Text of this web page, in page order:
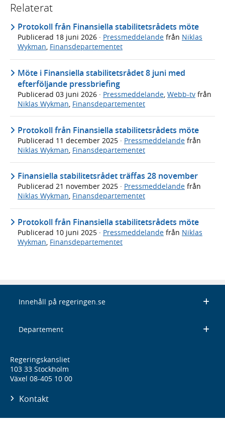
Relaterat
Protokoll från Finansiella stabilitetsrådets möte
Publicerad 18 juni 2026 · Pressmeddelande från Niklas
Wykman, Finansdepartementet
Möte i Finansiella stabilitetsrådet 8 juni med
efterföljande pressbriefing
Publicerad 03 juni 2026 · Pressmeddelande, Webb-tv från
Niklas Wykman, Finansdepartementet
Protokoll från Finansiella stabilitetsrådets möte
Publicerad 11 december 2025 · Pressmeddelande från
Niklas Wykman Finansdepartementet
Finansiella stabilitetsrådet träffas 28 november
Publicerad 21 november 2025 · Pressmeddelande från
Niklas Wykman, Finansdepartementet
Protokoll från Finansiella stabilitetsrådets möte
Publicerad 10 juni 2025 · Pressmeddelande från Niklas
Wykman, Finansdepartementet
Innehåll på regeringen.se
Departement
Regeringskansliet
103 33 Stockholm
Växel 08-405 10 00
Kontakt